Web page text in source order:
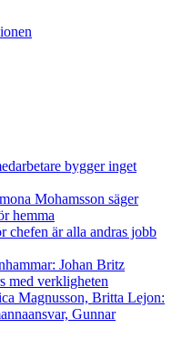
bygger inget
Mohamsson säger
hemma
chefen är alla andras jobb
Johan Britz
med verkligheten
Magnusson, Britta Lejon:
Gunnar